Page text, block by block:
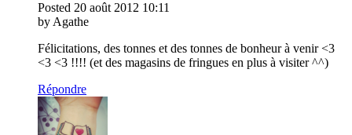
Posted 20 août 2012 10:11
by Agathe
Félicitations, des tonnes et des tonnes de bonheur à venir <3
<3 <3 !!!! (et des magasins de fringues en plus à visiter ^^)
Répondre